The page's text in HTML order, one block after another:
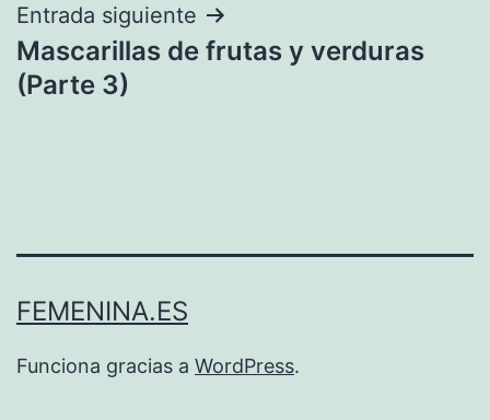
Entrada siguiente
Mascarillas de frutas y verduras
(Parte 3)
FEMENINA.ES
Funciona gracias a WordPress.